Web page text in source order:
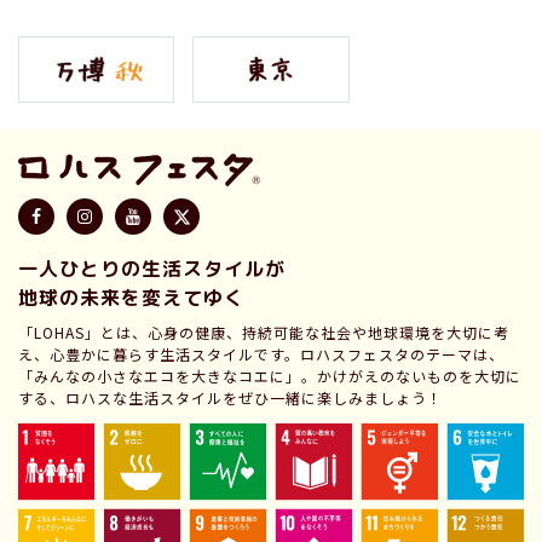
一人ひとりの生活スタイルが
地球の未来を変えてゆく
「LOHAS」とは、心身の健康、持続可能な社会や地球環境を大切に考
え、心豊かに暮らす生活スタイルです。ロハスフェスタのテーマは、
「みんなの小さなエコを大きなコエに」。かけがえのないものを大切に
する、ロハスな生活スタイルをぜひ一緒に楽しみましょう！